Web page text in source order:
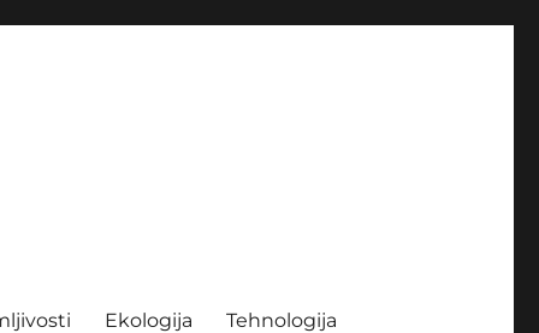
Ekologija Tehnologija